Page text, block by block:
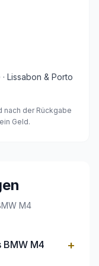
Lissabon & Porto
nach der Rückgabe
Geld.
M4
BMW M4
+